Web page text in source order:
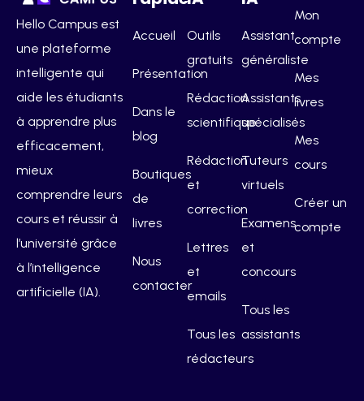
Hello Campus est
une plateforme
intelligente qui
aide les étudiants
à apprendre plus
efficacement,
mieux
comprendre leurs
cours et réussir à
l’université grâce
à l’intelligence
artificielle (IA).
Accueil
Présentation
Dans le
blog
Boutiques
de
livres
Nous
contacter
Outils
gratuits
Rédaction
scientifique
Rédaction
et
correction
Lettres
et
emails
Tous les
rédacteurs
Assistant
généraliste
Assistants
spécialisés
Tuteurs
virtuels
Examens
et
concours
Tous les
assistants
Mon
compte
Mes
livres
Mes
cours
Créer un
compte